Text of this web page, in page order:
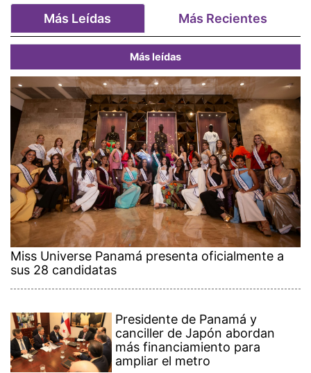
Más Leídas Más Recientes
Más leídas
Miss Universe Panamá presenta oficialmente a
sus 28 candidatas
Presidente de Panamá y
canciller de Japón abordan
más financiamiento para
ampliar el metro